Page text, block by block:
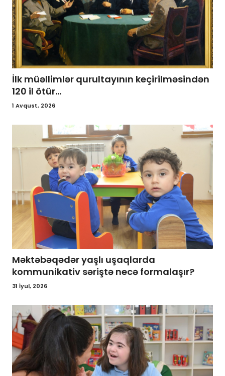
İlk müəllimlər qurultayının keçirilməsindən
120 il ötür...
1 Avqust, 2026
Məktəbəqədər yaşlı uşaqlarda
kommunikativ səriştə necə formalaşır?
31 İyul, 2026